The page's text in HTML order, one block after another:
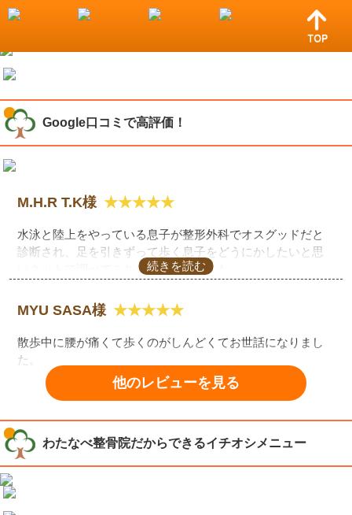
小山市で整骨院をお探しなら！わたなべ整骨院
Google口コミで高評価！
M.H.R T.K様
水泳と陸上をやっている息子が整形外科でオスグッドだと
診断され、足を引きずって歩く息子をどうにかしたいと思
いネットで調べてこちらを受診しました。
受診後すぐに膝の痛みが軽減し、自宅での施術も教えて頂
先生が絶対大丈夫、良くなるよと言ってくださりこちらも
凄く安心しました。それから私の肩こり腰痛、主人の坐骨
神経痛と家族でお世話になっています。
MYU SASA様
散歩中に腰が痛くて歩くのがしんどくてお世話になりまし
た。
慢性的なものもあり、保険診療ではありませんでしたが。
き納得できるし。
自分でも日常生活の中で改善するよう気をつけていると、
他のレビューを見る
わたなべ整骨院だからできるイチオシメニュー